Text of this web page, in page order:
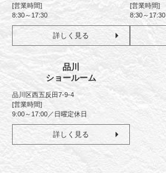
[営業時間]
8:30～17:30
詳しく見る
[営業時間]
8:30～17:30
品川
ショールーム
品川区西五反田7-9-4
[営業時間]
9:00～17:00／日曜定休日
詳しく見る